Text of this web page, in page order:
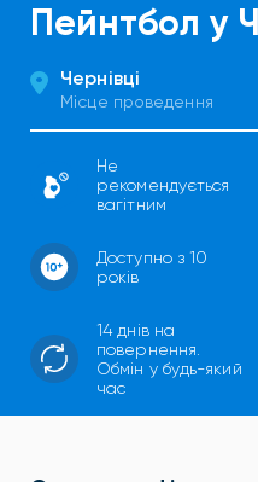
Пейнтбол у
Чернівці
Місце проведення
Не
рекомендується
вагітним
Доступно з 10
років
14 днів на
повернення.
Обмін у будь-який
час